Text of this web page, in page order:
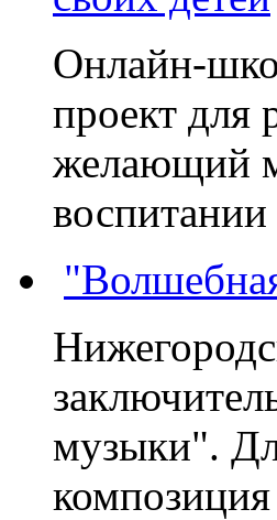
Онлайн-
проект для
желающий
музыки".